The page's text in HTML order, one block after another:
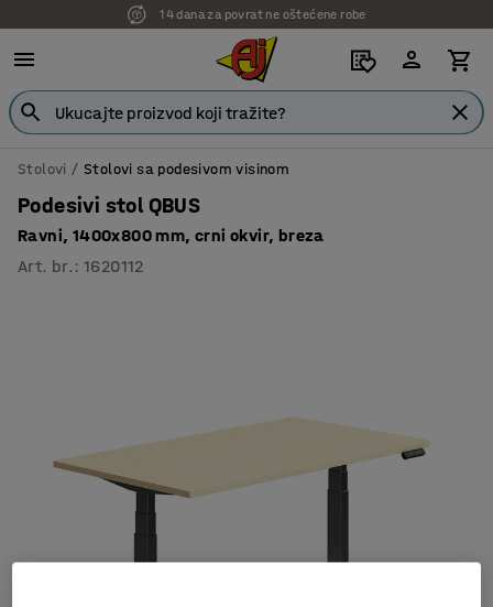
7 godina garancije
Stolovi Stolovi sa podesivom visinom
Podesivi stol QBUS
Ravni, 1400x800 mm, crni okvir, breza
Art. br. :1620112